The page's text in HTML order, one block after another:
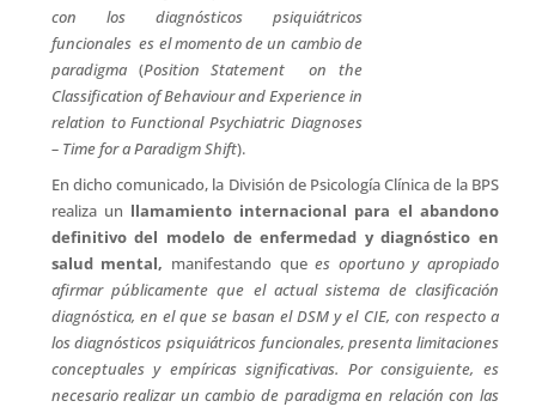
con los diagnósticos psiquiátricos
funcionales  es el momento de un cambio de
paradigma(Position Statement on the
Classification of Behaviour and Experience in
relation to Functional Psychiatric Diagnoses
– Time for a Paradigm Shift).
En dicho comunicado, la División de Psicología Clínica de la BPS
realiza un llamamiento internacional para el abandono
definitivo del modelo de enfermedad y diagnóstico en
salud mental, manifestando quees oportuno y apropiado
afirmar públicamente que el actual sistema de clasificación
diagnóstica, en el que se basan el DSM y el CIE, con respecto a
los diagnósticos psiquiátricos funcionales, presenta limitaciones
conceptuales y empíricas significativas. Por consiguiente, es
necesario realizar un cambio de paradigma en relación con las